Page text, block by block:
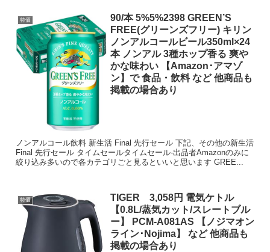
特価
90/本 5%5%2398 GREEN’S
FREE(グリーンズフリー) キリン
ノンアルコールビール350ml×24
本 ノンアル 3種ホップ香る 爽や
かな味わい 【Amazon･アマゾ
ン】で 食品・飲料 など 他商品も
掲載の場合あり
ノンアルコール飲料 新生活 Final 先行セール 下記、その他の新生活
Final 先行セール タイムセールタイムセール-出品者Amazonのみに
絞り込み多いので各カテゴリごと見るといいと思います GREE...
特価
TIGER 3,058円 電気ケトル
【0.8L/蒸気カット/スレートブル
ー】 PCM-A081AS 【ノジマオン
ライン･Nojima】 など 他商品も
掲載の場合あり